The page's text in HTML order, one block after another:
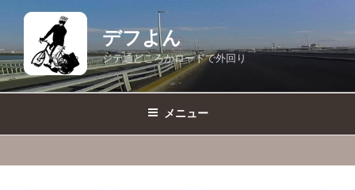
テ
ン
ツ
デフよん
ジテ通どころかロードで外回り
メニュー